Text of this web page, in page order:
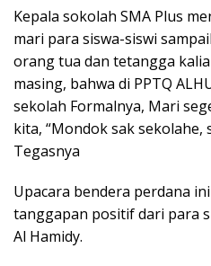
Kepala sokolah SMA Plus
mari para siswa-siswi
orang tua dan tetangga
masing, bahwa di PPTQ
sekolah Formalnya, Mari
kita, “Mondok sak sekolahe,
Tegasnya
Upacara bendera perdana
tanggapan positif dari para
Al Hamidy.